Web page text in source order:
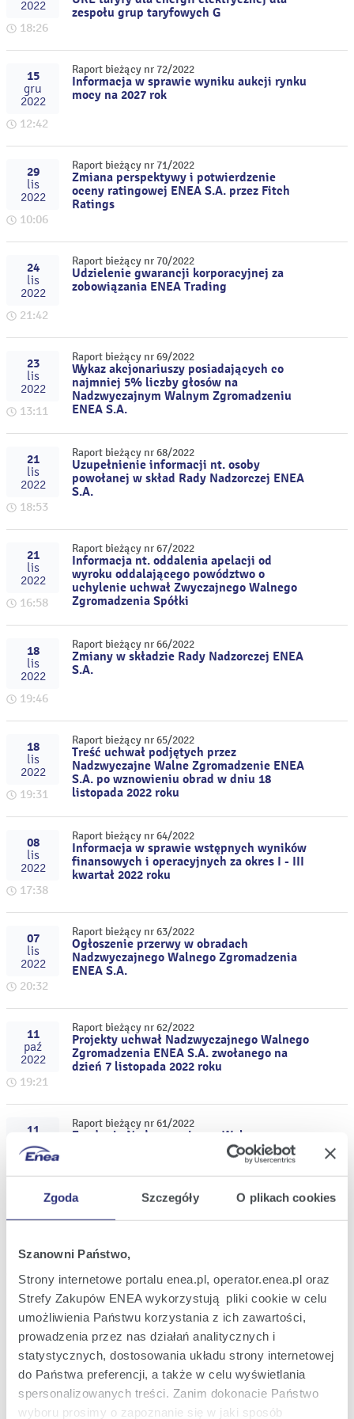
Zgoda Szczegóły O plikach cookies
Szanowni Państwo,
Strony internetowe portalu enea.pl, operator.enea.pl oraz
Strefy Zakupów ENEA wykorzystują pliki cookie w celu
umożliwienia Państwu korzystania z ich zawartości,
prowadzenia przez nas działań analitycznych i
statystycznych, dostosowania układu strony internetowej
do Państwa preferencji, a także w celu wyświetlania
spersonalizowanych treści. Zanim dokonacie Państwo
wyboru prosimy o zapoznanie się w jaki sposób
2022
18:26
zespołu grup taryfowych G
15
gru
2022
12:42
Raport bieżący nr 72/2022
Informacja w sprawie wyniku aukcji rynku
mocy na 2027 rok
29
lis
2022
10:06
Raport bieżący nr 71/2022
Zmiana perspektywy i potwierdzenie
oceny ratingowej ENEA S.A. przez Fitch
Ratings
24
lis
2022
21:42
Raport bieżący nr 70/2022
Udzielenie gwarancji korporacyjnej za
zobowiązania ENEA Trading
23
lis
2022
13:11
Raport bieżący nr 69/2022
Wykaz akcjonariuszy posiadających co
najmniej 5% liczby głosów na
Nadzwyczajnym Walnym Zgromadzeniu
ENEA S.A.
21
lis
2022
18:53
Raport bieżący nr 68/2022
Uzupełnienie informacji nt. osoby
powołanej w skład Rady Nadzorczej ENEA
S.A.
21
lis
2022
16:58
Raport bieżący nr 67/2022
Informacja nt. oddalenia apelacji od
wyroku oddalającego powództwo o
uchylenie uchwał Zwyczajnego Walnego
Zgromadzenia Spółki
18
lis
2022
19:46
Raport bieżący nr 66/2022
Zmiany w składzie Rady Nadzorczej ENEA
S.A.
18
lis
2022
19:31
Raport bieżący nr 65/2022
Treść uchwał podjętych przez
Nadzwyczajne Walne Zgromadzenie ENEA
S.A. po wznowieniu obrad w dniu 18
listopada 2022 roku
08
lis
2022
17:38
Raport bieżący nr 64/2022
Informacja w sprawie wstępnych wyników
finansowych i operacyjnych za okres I - III
kwartał 2022 roku
07
lis
2022
20:32
Raport bieżący nr 63/2022
Ogłoszenie przerwy w obradach
Nadzwyczajnego Walnego Zgromadzenia
ENEA S.A.
11
paź
2022
19:21
Raport bieżący nr 62/2022
Projekty uchwał Nadzwyczajnego Walnego
Zgromadzenia ENEA S.A. zwołanego na
dzień 7 listopada 2022 roku
11
paź
2022
19:14
Raport bieżący nr 61/2022
Zwołanie Nadzwyczajnego Walnego
Zgromadzenia ENEA S.A. na dzień 7
11
2022
18:44
Raport bieżący nr 60/2022
sprawozdaniach finansowych za III
kwartał 2022 roku jednorazowej operacji o
charakterze księgowym
30
wrz
2022
22:10
Raport bieżący nr 59/2022
Informacja nt. skutków przyjęcia celu
produkcyjnego na 2023 rok przez spółkę
zależną Lubelski Węgiel "Bogdanka" S.A.
dla podmiotów z GK ENEA
Raport bieżący nr 58/2022